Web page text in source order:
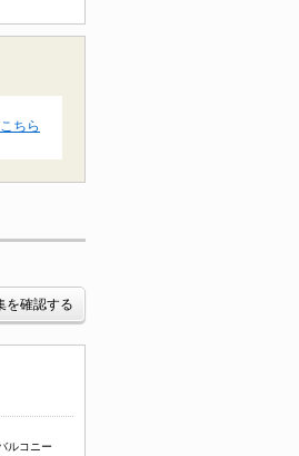
ちら
を確認する
ルコニー